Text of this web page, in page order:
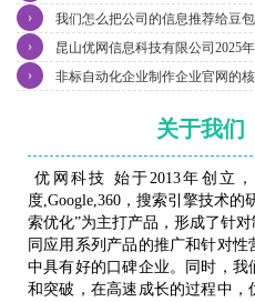
我们怎么把公司的信息推荐给豆
›
昆山优网信息科技有限公司2025
›
非标自动化企业制作企业官网的
›
关于我们
优网科技 始于2013年创立
度,Google,360，搜索引擎技术的
索优化”为主打产品，形成了针
同应用系列产品的推广和针对
中具有好的口碑企业。同时，
和突破，在高速成长的过程中，